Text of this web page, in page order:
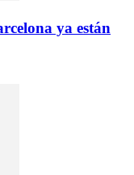
ya están